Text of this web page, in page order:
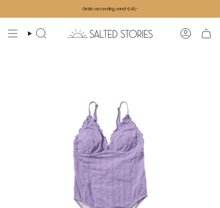
Gratis verzending, vanaf €49,-
Zoeken Account